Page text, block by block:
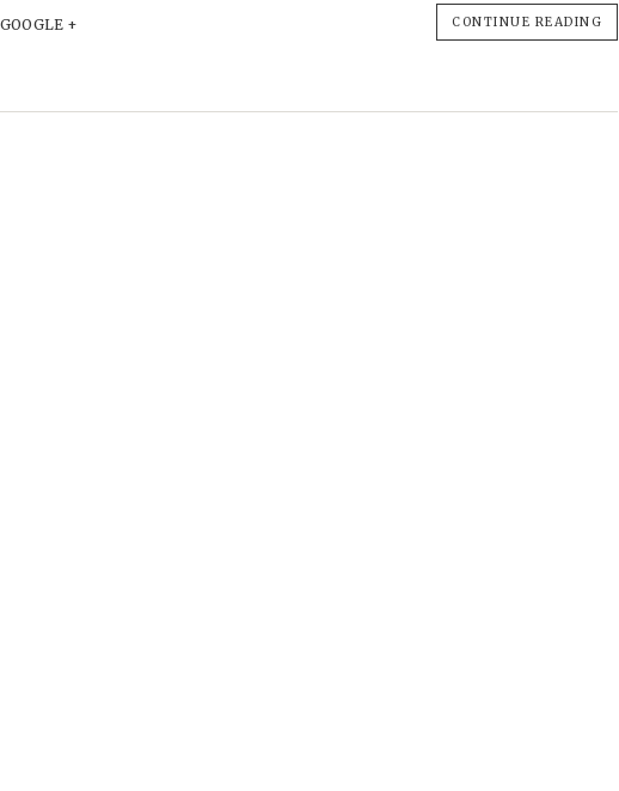
CONTINUE READING
GOOGLE +